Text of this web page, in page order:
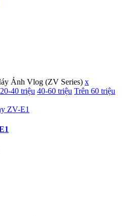
Ảnh Vlog (ZV Series) x
20-40 triệu 40-60 triệu Trên 60 triệu